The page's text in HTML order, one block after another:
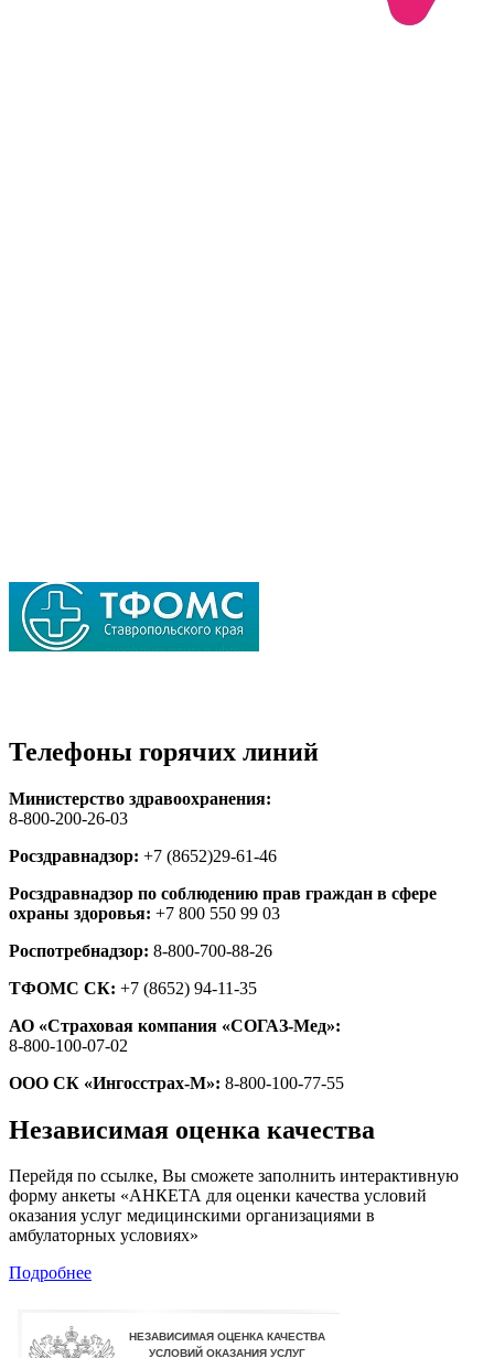
Телефоны горячих линий
Министерство здравоохранения:
8-800-200-26-03
Росздравнадзор: +7 (8652)29-61-46
Росздравнадзор по соблюдению прав граждан в сфере
охраны здоровья: +7 800 550 99 03
Роспотребнадзор: 8-800-700-88-26
ТФОМС СК: +7 (8652) 94-11-35
АО «Страховая компания «СОГАЗ-Мед»:
8-800-100-07-02
ООО СК «Ингосстрах-М»: 8-800-100-77-55
Независимая оценка качества
Перейдя по ссылке, Вы сможете заполнить интерактивную
форму анкеты «АНКЕТА для оценки качества условий
оказания услуг медицинскими организациями в
амбулаторных условиях»
Подробнее